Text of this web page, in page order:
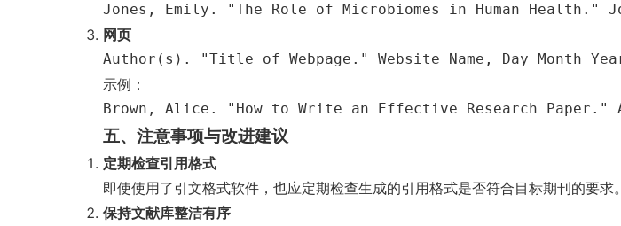
Jones, Emily. "The Role of Microbiomes in Human
网页
Author(s). "Title of Webpage." Website Name, Day Month
示例：
Brown, Alice. "How to Write an Effective Research Paper."
五、注意事项与改进建议
定期检查引用格式
即使使用了引文格式软件，也应定期检查生成的引用格式是否符合目标期刊的要求
保持文献库整洁有序